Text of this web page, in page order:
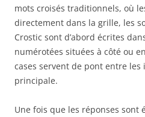
mots croisés traditionnels, où
directement dans la grille, les
Crostic sont d’abord écrites
numérotées situées à côté ou
cases servent de pont entre
principale.
Une fois que les réponses sont